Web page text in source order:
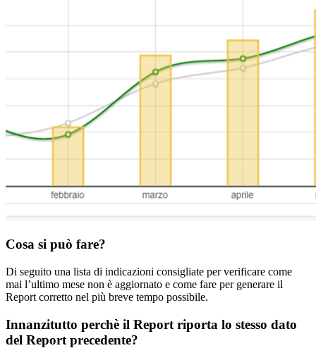
Cosa si può fare?
Di seguito una lista di indicazioni consigliate per verificare come
mai l’ultimo mese non è aggiornato e come fare per generare il
Report corretto nel più breve tempo possibile.
Innanzitutto perchè il Report riporta lo stesso dato
del Report precedente?